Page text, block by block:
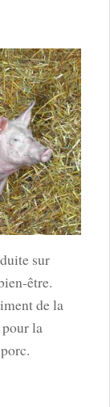
sur
être.
de la
la